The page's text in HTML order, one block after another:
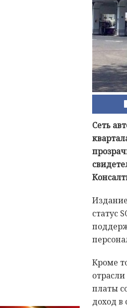
Сеть
статус
Кроме
платы
доход в